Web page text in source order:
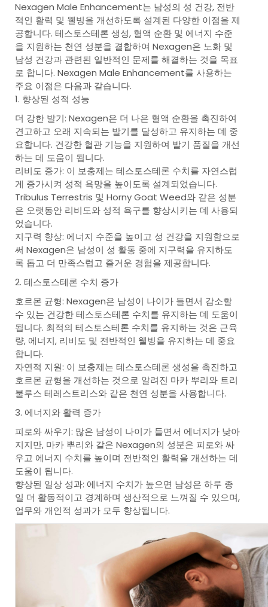
Nexagen Male Enhancement는 남성의 성 건강, 전반
적인 활력 및 웰빙을 개선하도록 설계된 다양한 이점을 제
공합니다. 테스토스테론 생성, 혈액 순환 및 에너지 수준
을 지원하는 천연 성분을 결합하여 Nexagen은 노화 및
남성 건강과 관련된 일반적인 문제를 해결하는 것을 목표
로 합니다. Nexagen Male Enhancement를 사용하는
주요 이점은 다음과 같습니다.
1. 향상된 성적 성능
더 강한 발기: Nexagen은 더 나은 혈액 순환을 촉진하여
견고하고 오래 지속되는 발기를 달성하고 유지하는 데 중
요합니다. 건강한 혈관 기능을 지원하여 발기 품질을 개선
하는 데 도움이 됩니다.
리비도 증가: 이 보충제는 테스토스테론 수치를 자연스럽
게 증가시켜 성적 욕망을 높이도록 설계되었습니다.
Tribulus Terrestris 및 Horny Goat Weed와 같은 성분
은 오랫동안 리비도와 성적 욕구를 향상시키는 데 사용되
었습니다.
지구력 향상: 에너지 수준을 높이고 성 건강을 지원함으로
써 Nexagen은 남성이 성 활동 중에 지구력을 유지하도
록 돕고 더 만족스럽고 즐거운 경험을 제공합니다.
2. 테스토스테론 수치 증가
호르몬 균형: Nexagen은 남성이 나이가 들면서 감소할
수 있는 건강한 테스토스테론 수치를 유지하는 데 도움이
됩니다. 최적의 테스토스테론 수치를 유지하는 것은 근육
량, 에너지, 리비도 및 전반적인 웰빙을 유지하는 데 중요
합니다.
자연적 지원: 이 보충제는 테스토스테론 생성을 촉진하고
호르몬 균형을 개선하는 것으로 알려진 마카 뿌리와 트리
불루스 테레스트리스와 같은 천연 성분을 사용합니다.
3. 에너지와 활력 증가
피로와 싸우기: 많은 남성이 나이가 들면서 에너지가 낮아
지지만, 마카 뿌리와 같은 Nexagen의 성분은 피로와 싸
우고 에너지 수치를 높이며 전반적인 활력을 개선하는 데
도움이 됩니다.
향상된 일상 성과: 에너지 수치가 높으면 남성은 하루 종
일 더 활동적이고 경계하며 생산적으로 느껴질 수 있으며,
업무와 개인적 성과가 모두 향상됩니다.